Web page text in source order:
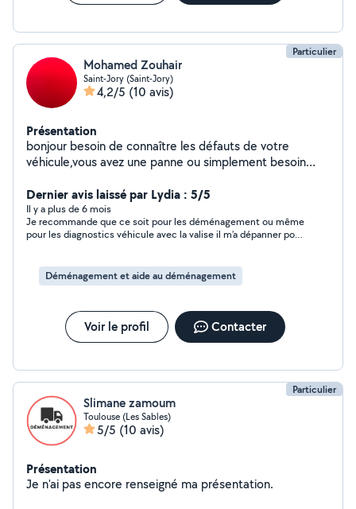
Particulier
Mohamed Zouhair
Saint-Jory (Saint-Jory)
4,2/5 (10 avis)
Présentation
bonjour besoin de connaître les défauts de votre
véhicule,vous avez une panne ou simplement besoin
vous passer la valise et vous faire un diagnostic précis
Dernier avis laissé par Lydia : 5/5
Il y a plus de 6 mois
Je recommande que ce soit pour les déménagement ou même
pour les diagnostics véhicule avec la valise il m’a dépanner pour
Déménagement et aide au déménagement
Voir le profil Contacter
Particulier
Slimane zamoum
Toulouse (Les Sables)
5/5 (10 avis)
Présentation
Je n'ai pas encore renseigné ma présentation.